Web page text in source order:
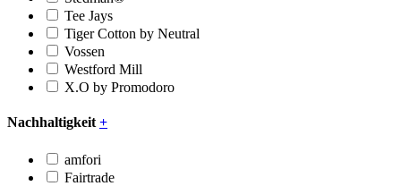
Tee Jays
Tiger Cotton by Neutral
Vossen
Westford Mill
X.O by Promodoro
Nachhaltigkeit +
amfori
Fairtrade